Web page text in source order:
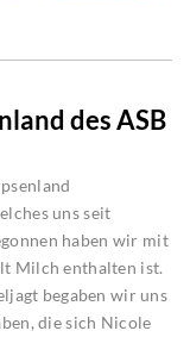
des ASB
uns seit
haben wir mit
Milch enthalten ist.
begaben wir uns
die sich Nicole